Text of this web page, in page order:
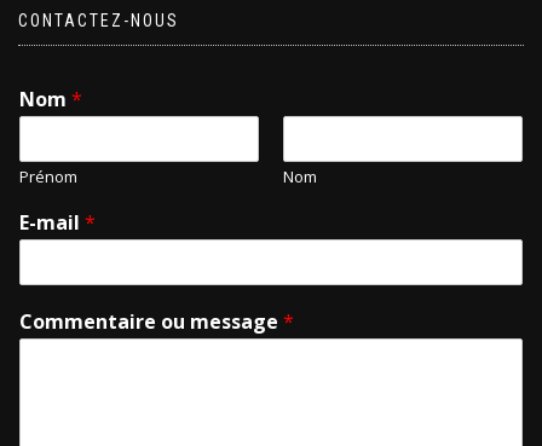
CONTACTEZ-NOUS
Nom *
Prénom Nom
E-mail *
Commentaire ou message *